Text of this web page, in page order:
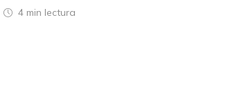
4 min lectura